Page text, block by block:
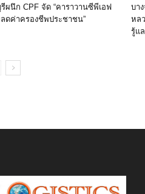
ผนึก CPF จัด “คาราวานซีพีเอฟ
ดค่าครองชีพประชาชน”
บา
หล
รู้แ